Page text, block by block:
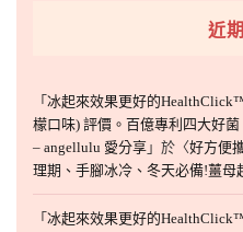
近
「 冰起來效果更好的
檬口味) 評價。百億專利四大好
– angellulu 愛分享 」於〈好方便
理期、手腳冰冷、冬天必備!薑母
「 冰起來效果更好的